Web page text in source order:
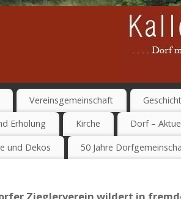
Vereinsgemeinschaft
Erholung Kirche Dorf –
und Dekos 50 Jahre
Zieglerverein wildert in